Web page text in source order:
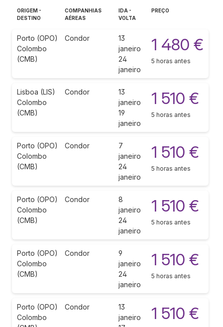
ORIGEM -
DESTINO
COMPANHIAS
AÉREAS
IDA -
VOLTA
PREÇO
Porto (OPO)
Colombo
(CMB)
Condor
13
janeiro
24
janeiro
1 480 €
5 horas antes
Lisboa (LIS)
Colombo
(CMB)
Condor
13
janeiro
19
janeiro
1 510 €
5 horas antes
Porto (OPO)
Colombo
(CMB)
Condor
7
janeiro
24
janeiro
1 510 €
5 horas antes
Porto (OPO)
Colombo
(CMB)
Condor
8
janeiro
24
janeiro
1 510 €
5 horas antes
Porto (OPO)
Colombo
(CMB)
Condor
9
janeiro
24
janeiro
1 510 €
5 horas antes
Porto (OPO)
Colombo
Condor
13
janeiro
1 510 €